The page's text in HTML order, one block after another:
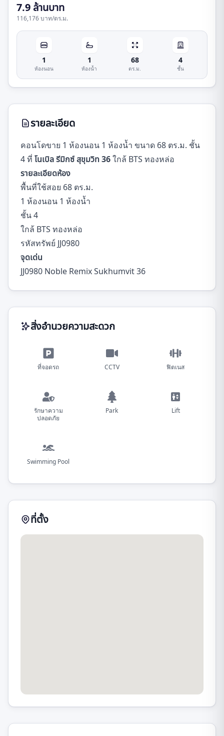
7.9 ล้านบาท
116,176 บาท/ตร.ม.
1
ห้องนอน
1
ห้องน้ำ
68
ตร.ม.
4
ชั้น
รายละเอียด
คอนโดขาย 1 ห้องนอน 1 ห้องน้ำ ขนาด 68 ตร.ม. ชั้น
4 ที่ โนเบิล รีมิกซ์ สุขุมวิท 36ใกล้ BTS ทองหล่อ
รายละเอียดห้อง
พื้นที่ใช้สอย 68 ตร.ม.
1 ห้องนอน 1 ห้องน้ำ
ชั้น 4
ใกล้ BTS ทองหล่อ
รหัสทรัพย์ JJ0980
จุดเด่น
JJ0980 Noble Remix Sukhumvit 36
สิ่งอำนวยความสะดวก
ที่จอดรถ CCTV ฟิตเนส
รักษาความ
ปลอดภัย
Park Lift
Swimming Pool
ที่ตั้ง